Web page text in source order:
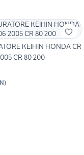
KEIHIN HONDA CR
CR 80 200
)